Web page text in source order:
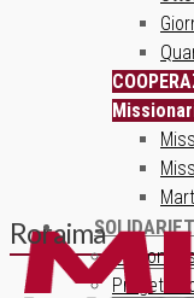
Un ponte
Progetti
Roraima